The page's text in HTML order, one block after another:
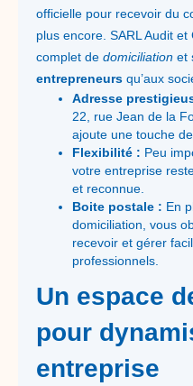
officielle pour recevoir du
plus encore. SARL Audit
complet de domiciliation et
entrepreneurs qu’aux
Adresse
22, rue Jean de la
ajoute une touche
Flexibilité : Peu
votre entreprise
et reconnue.
Boite postale : En
domiciliation, vous
recevoir et gérer
professionnels.
Un espace
pour
entreprise